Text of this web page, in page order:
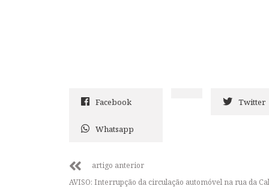
Facebook Twitter
Whatsapp
artigo anterior
AVISO: Interrupção da circulação automóvel na rua da